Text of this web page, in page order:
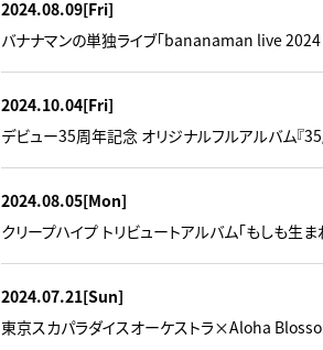
2024.08.09[Fri]
バナナマンの単独ライブ「bananaman live 2024
2024.10.04[Fri]
デビュー35周年記念 オリジナルフルアルバム『
2024.08.05[Mon]
クリープハイプ トリビュートアルバム「もしも
2024.07.21[Sun]
東京スカパラダイスオーケストラ×Aloha